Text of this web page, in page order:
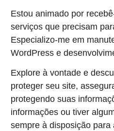
Estou animado por
serviços que precisam
Especializo-me em
WordPress e
Explore à vontade e
proteger seu site,
protegendo suas
informações ou tiver
sempre à disposição